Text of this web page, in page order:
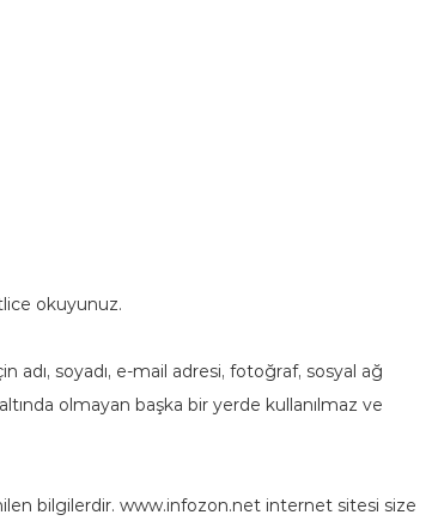
okuyunuz.
adı, soyadı, e-mail adresi, fotoğraf, sosyal ağ
olmayan başka bir yerde kullanılmaz ve
bilgilerdir. www.infozon.net internet sitesi size